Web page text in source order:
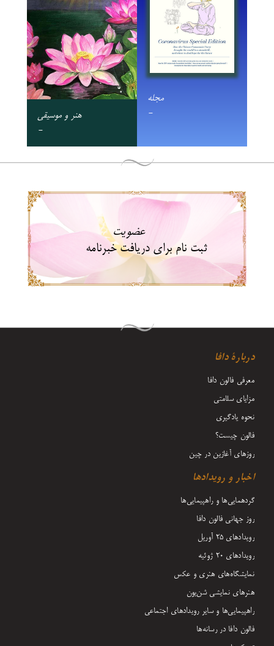
مجله
- هنر و موسیقی
-
عضویت
ثبت نام برای دریافت خبرنامه
دربارۀ دافا
معرفی فالون دافا
مزایای سلامتی
نحوه یادگیری
فالون چیست؟
روزهای آغازین در چین
اخبار و رویدادها
گردهمایی‌ها و راهپیمایی‌ها
روز جهانی فالون دافا
رویدادهای ۲۵ آوریل
رویدادهای ۲۰ ژوئیه
نمایشگاه‌های هنری و عکس
هنرهای نمایشی شن‌یون
راهپیمایی‌ها و سایر رویدادهای اجتماعی
فالون دافا در رسانه‌ها